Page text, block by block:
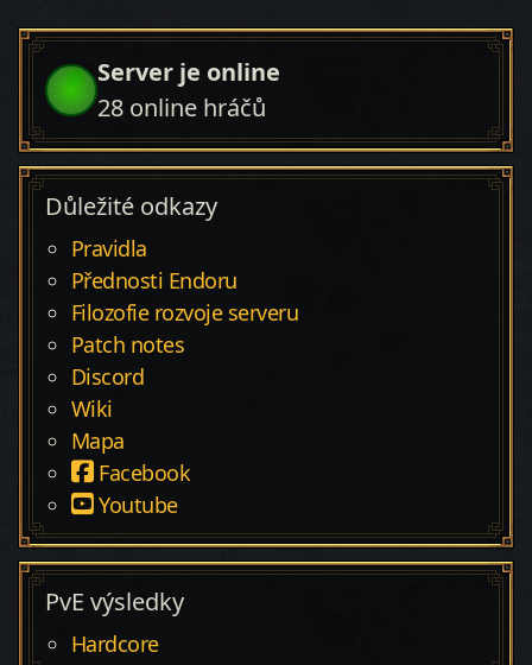
Server je online
28 online hráčů
Důležité odkazy
Pravidla
Přednosti Endoru
Filozofie rozvoje serveru
Patch notes
Discord
Wiki
Mapa
Facebook
Youtube
PvE výsledky
Hardcore